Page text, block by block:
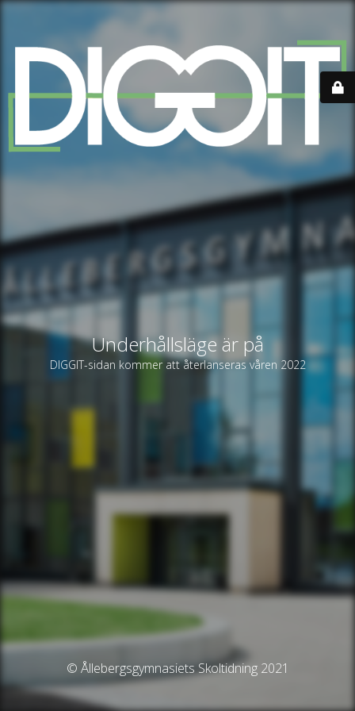
Underhållsläge är på
DIGGIT-sidan kommer att återlanseras våren 2022
© Ållebergsgymnasiets Skoltidning 2021